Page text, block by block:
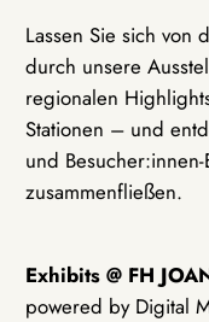
Lassen Sie sich von
durch unsere
regionalen
Stationen – und
und
zusammenfließen.
Exhibits @ FH
powered by Digital